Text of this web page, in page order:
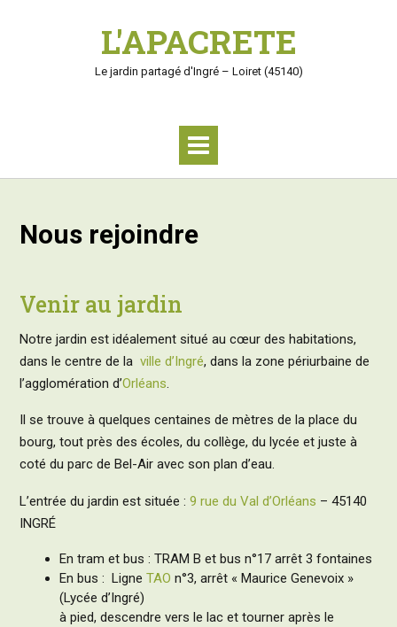
L'APACRETE
Le jardin partagé d'Ingré – Loiret (45140)
Nous rejoindre
Venir au jardin
Notre jardin est idéalement situé au cœur des habitations,
dans le centre de la ville d’Ingré, dans la zone périurbaine de
l’agglomération d’Orléans.
Il se trouve à quelques centaines de mètres de la place du
bourg, tout près des écoles, du collège, du lycée et juste à
coté du parc de Bel-Air avec son plan d’eau.
L’entrée du jardin est située : 9 rue du Val d’Orléans – 45140
INGRÉ
En tram et bus : TRAM B et bus n°17 arrêt 3 fontaines
En bus : Ligne TAO n°3, arrêt « Maurice Genevoix »
(Lycée d’Ingré)
à pied, descendre vers le lac et tourner après le